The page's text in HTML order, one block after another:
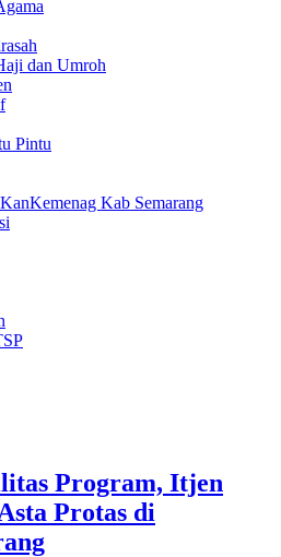
dan Umroh
Pintu
Kab Semarang
Program, Itjen
Protas di